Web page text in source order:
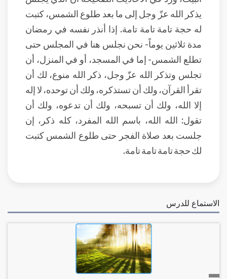
يذكر الله عزّ وجل إلى ما بعد طلوع الشمس، كتبت
له حجة تامة تامة تامة. إذا أنذر نفسه في رمضان
مدة ثلاثين يوماً- نحن نجلس هنا في المجلس حتى
تطلع الشمس- إما في المسجد، أو في المنزل، أن
تجلس وتذكر الله عزّ وجل، ذكر الله منوع، لك أن
تقرأ القرآن، ولك أن تستذكره، ولك أن توحده، لا إله
إلا الله، ولك أن تسبحه، ولك أن تدعوه، ولك أن
تقول: الله الله، باسم الله المفرد، كله ذكر، إن
جلست بعد صلاة الفجر حتى طلوع الشمس كتبت
لك حجة تامة تامة تامة.
الاستماع للدرس